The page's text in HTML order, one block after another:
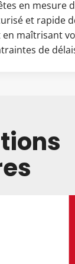
en mesure
et rapide
maîtrisant
de